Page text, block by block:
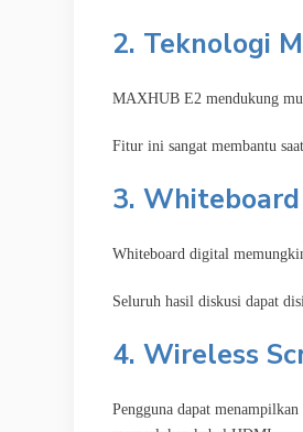
2. Teknologi
MAXHUB E2 mendukung
Fitur ini sangat membantu
3.
Whiteboard digital
Seluruh hasil diskusi dapat
4. Wireless
Pengguna dapat